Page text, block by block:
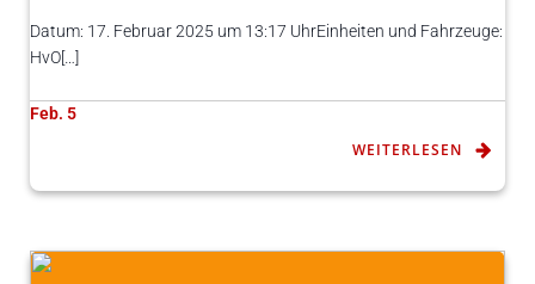
Datum: 17. Februar 2025 um 13:17 UhrEinheiten und Fahrzeuge:
HvO[…]
Feb. 5
WEITERLESEN